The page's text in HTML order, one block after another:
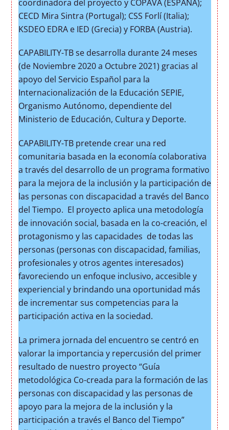
coordinadora del proyecto y COPAVA (ESPAÑA);
CECD Mira Sintra (Portugal); CSS Forlí (Italia);
KSDEO EDRA e IED (Grecia) y FORBA (Austria).
CAPABILITY-TB se desarrolla durante 24 meses
(de Noviembre 2020 a Octubre 2021) gracias al
apoyo del Servicio Español para la
Internacionalización de la Educación SEPIE,
Organismo Autónomo, dependiente del
Ministerio de Educación, Cultura y Deporte.
CAPABILITY-TB pretende crear una red
comunitaria basada en la economía colaborativa
a través del desarrollo de un programa formativo
para la mejora de la inclusión y la participación de
las personas con discapacidad a través del Banco
del Tiempo. El proyecto aplica una metodología
de innovación social, basada en la co-creación, el
protagonismo y las capacidades de todas las
personas (personas con discapacidad, familias,
profesionales y otros agentes interesados)
favoreciendo un enfoque inclusivo, accesible y
experiencial y brindando una oportunidad más
de incrementar sus competencias para la
participación activa en la sociedad.
La primera jornada del encuentro se centró en
valorar la importancia y repercusión del primer
resultado de nuestro proyecto “Guía
metodológica Co-creada para la formación de las
personas con discapacidad y las personas de
apoyo para la mejora de la inclusión y la
participación a través el Banco del Tiempo”